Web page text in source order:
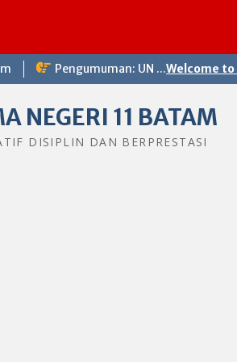
Pengumuman: UN ...Welcome to
NEGERI 11 BATAM
DISIPLIN DAN BERPRESTASI